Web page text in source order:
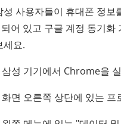
성 사용자들이 휴대폰 정
어 있고 구글 계정 동기
세요.
삼성 기기에서 Chrome을
면 오른쪽 상단에 있는